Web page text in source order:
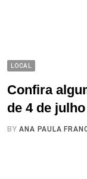
LOCAL
Confira
de 4 de
BYANA PAULA